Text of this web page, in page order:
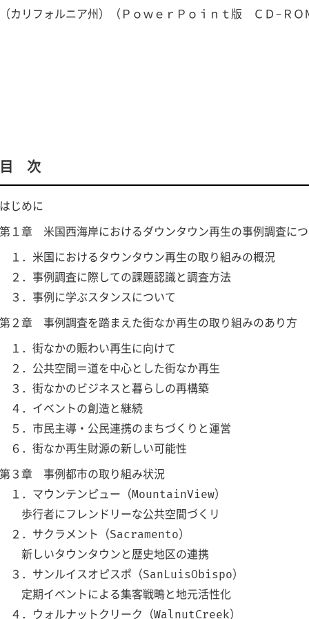
（カリフォルニア州）（ＰｏｗｅｒＰｏｉｎｔ版 ＣＤ-ＲＯ
目 次
はじめに
第１章 米国西海岸におけるダウンタウン再生の事例調査に
１．米国におけるタウンタウン再生の取り組みの概況
２．事例調査に際しての課題認識と調査方法
３．事例に学ぶスタンスについて
第２章 事例調査を踏まえた街なか再生の取り組みのあり方
１．街なかの賑わい再生に向けて
２．公共空間＝道を中心とした街なか再生
３．街なかのビジネスと暮らしの再構築
４．イベントの創造と継続
５．市民主導・公民連携のまちづくりと運営
６．街なか再生財源の新しい可能性
第３章 事例都市の取り組み状況
１．マウンテンピュー（MountainView）
歩行者にフレンドリーな公共空間づくリ
２．サクラメント（Sacramento）
新しいタウンタウンと歴史地区の連携
３．サンルイスオピスポ（SanLuisObispo）
定期イベントによる集客戦鴫と地元活性化
４．ウォルナットクリーク（WalnutCreek）